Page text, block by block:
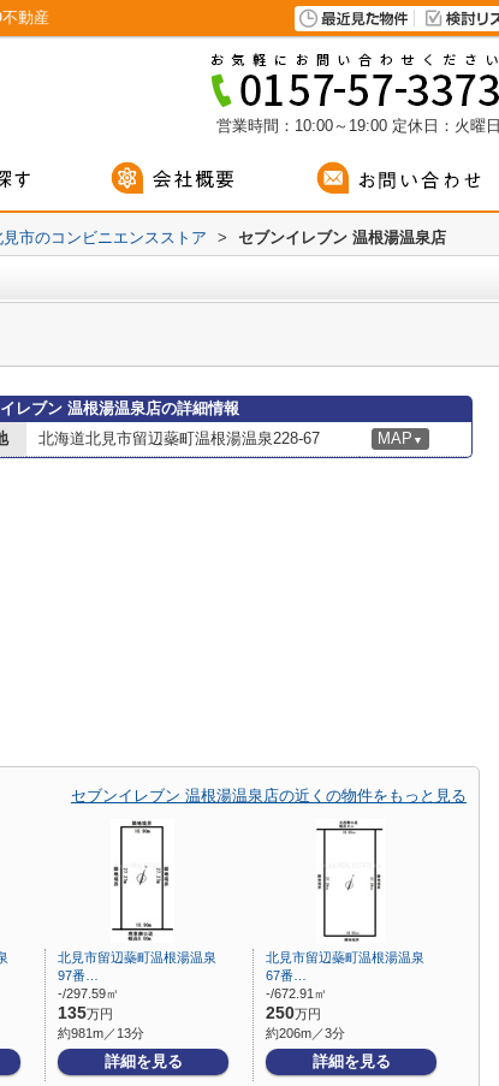
動産
営業時間：10:00～19:00 定休日：火曜日
見市のコンビニエンスストア > セブンイレブン 温根湯温泉店
レブン 温根湯温泉店の詳細情報
北海道北見市留辺蘂町温根湯温泉228-67 MAP ▼
セブンイレブン 温根湯温泉店の近くの物件をもっと見る
北見市留辺蘂町温根湯温泉
97番…
-/297.59㎡
135万円
約981m／13分
詳細を見る
北見市留辺蘂町温根湯温泉
67番…
-/672.91㎡
250万円
約206m／3分
詳細を見る